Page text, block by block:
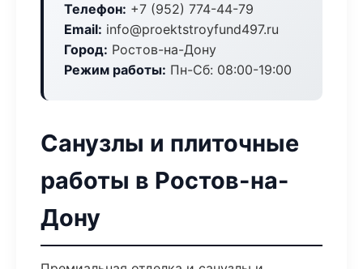
Телефон: +7 (952) 774-44-79
Email: info@proektstroyfund497.ru
Город: Ростов-на-Дону
Режим работы: Пн-Сб: 08:00-19:00
Санузлы и плиточные
работы в Ростов-на-
Дону